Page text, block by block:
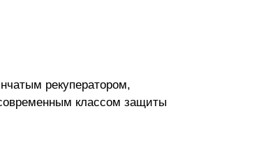
рекуператором,
классом защиты